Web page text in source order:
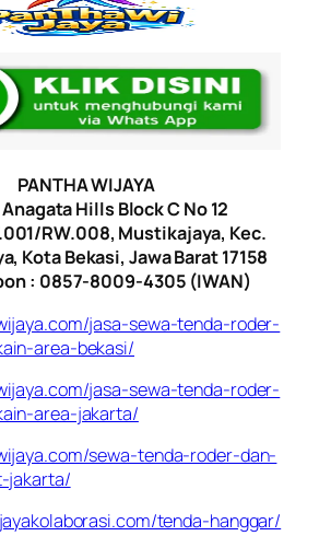
PANTHA WIJAYA
Hills Block C No 12
RW.008, Mustikajaya, Kec.
Kota Bekasi, Jawa Barat 17158
: 0857-8009-4305 (IWAN)
jasa-sewa-tenda-roder-
area-bekasi/
jasa-sewa-tenda-roder-
area-jakarta/
sewa-tenda-roder-dan-
jakarta/
tenda-hanggar/